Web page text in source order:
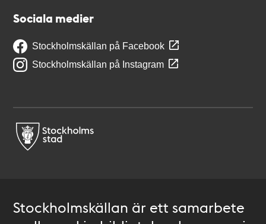
Sociala medier
Stockholmskällan på Facebook
Stockholmskällan på Instagram
Stockholmskällan är ett samarbete